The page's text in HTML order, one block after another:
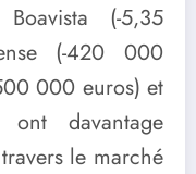
(-5,35
(-420 000
000 euros) et
davantage
le marché